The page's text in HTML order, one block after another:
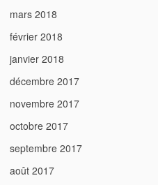
mars 2018
février 2018
janvier 2018
décembre 2017
novembre 2017
octobre 2017
septembre 2017
août 2017